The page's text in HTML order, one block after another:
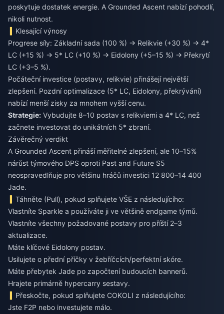
poskytuje dostatek energie. A Grounded Ascent nabízí pohodlí,
nikoli nutnost.
Klesající výnosy
Progrese síly: Základní sada (100 %) → Relikvie (+30 %) → 4*
LC (+15 %) → 5* LC (+10 %) → Eidolony (+5–15 %) → Překrytí
LC (+3–5 %).
Počáteční investice (postavy, relikvie) přinášejí největší
zlepšení. Pozdní optimalizace (5* LC, Eidolony, překrývání)
nabízí menší zisky za mnohem vyšší cenu.
Strategie: Vybudujte 8–10 postav s relikviemi a 4* LC, než
začnete investovat do unikátních 5* zbraní.
Závěrečný verdikt
A Grounded Ascent přináší měřitelné zlepšení, ale 10–15%
nárůst týmového DPS oproti Past and Future S5
neospravedlňuje pro většinu hráčů investici 12 800–14 400
Jade.
Táhněte (Pull), pokud splňujete VŠE z následujícího:
Vlastníte Sparkle a používáte ji ve většině endgame týmů.
Vlastníte všechny požadované postavy pro příští 2–3
aktualizace.
Máte klíčové Eidolony postav.
Usilujete o přední příčky v žebříčcích/perfektní skóre.
Máte přebytek Jade po započtení budoucích bannerů.
Hrajete primárně hypercarry sestavy.
Přeskočte, pokud splňujete COKOLI z následujícího:
Jste F2P nebo investujete málo.